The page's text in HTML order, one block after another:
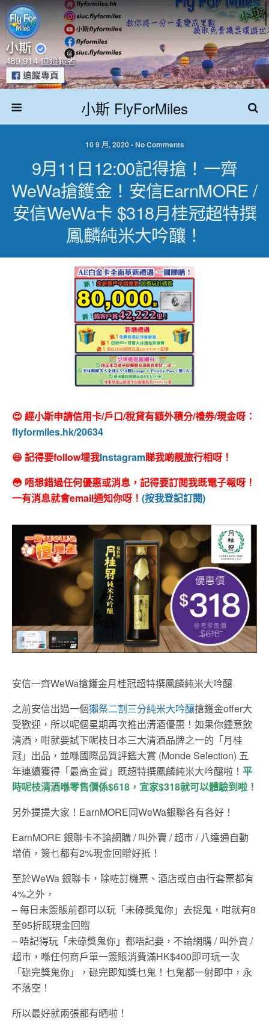
小斯 FlyForMiles
10 9 月, 2020 • No Comments
9月11日12:00記得搶！一齊
WeWa搶鑊金！安信EarnMORE /
安信WeWa卡 $318月桂冠超特撰
鳳麟純米大吟釀！
😍 經小斯申請信用卡/戶口/稅貸有額外積分/禮券/現金呀：
flyformiles.hk/20634
😆 記得要follow埋我Instagram睇我啲靚旅行相呀！
😳 唔想錯過任何優惠或消息，記得要訂閱我既電子報呀！
一有消息就會email通知你呀！ (按我登記訂閱)
安信一齊WeWa搶鑊金月桂冠超特撰鳳麟純米大吟釀
之前安信出過一個獺祭二割三分純米大吟釀搶鑊金offer大
受歡迎，所以呢個星期再次推出清酒優惠！如果你鍾意飲
清酒，咁就要試下呢枝日本三大清酒品牌之一的「月桂
冠」出品，並喺國際品質評鑑大賞 (Monde Selection) 五
年連續獲得「最高金賞」既超特撰鳳麟純米大吟釀啦！ 平
時呢枝清酒喺零售價係$618，宜家$318就可以體驗到啦！
另外提提大家！EarnMORE同WeWa銀聯各有各好！
EarnMORE 銀聯卡不論網購 / 叫外賣 / 超市 / 八達通自動
增值，簽乜都有2%現金回贈好抵！
至於WeWa 銀聯卡，除咗訂機票、酒店或自由行套票都有
4%之外，
– 每日未簽賬前都可以玩「未碌獎鬼你」去捉鬼，咁就有8
至95折既現金回贈
– 唔記得玩「未碌獎鬼你」都唔記要，不論網購 / 叫外賣 /
超市，喺任何商戶單一簽賬消費滿HK$400即可玩一次
「碌完獎鬼你」，碌完即知獎乜鬼！乜鬼都一射即中，永
不落空！
所以最好就兩張都有晒啦！